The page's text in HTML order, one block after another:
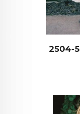
2504-